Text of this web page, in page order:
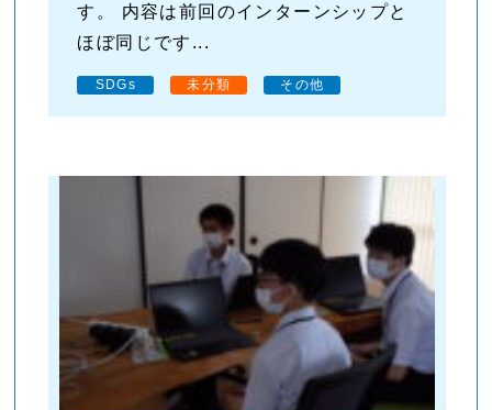
す。 内容は前回のインターンシップと
ほぼ同じです...
SDGs 未分類 その他